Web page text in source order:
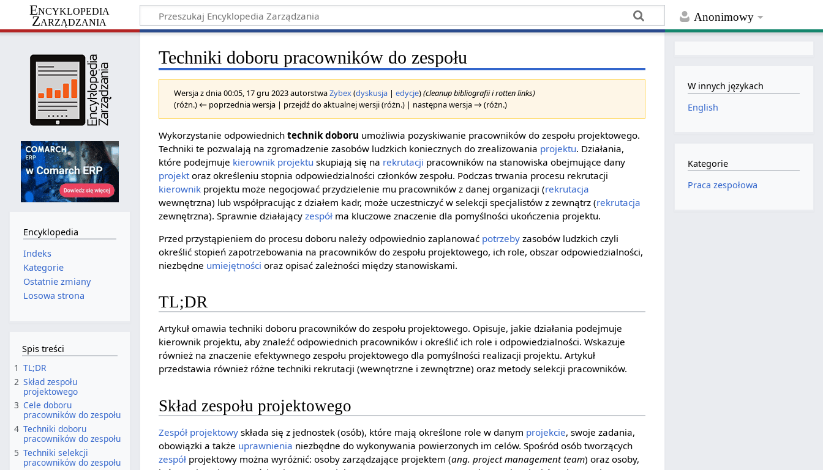
Anonimowy
Encyklopedia
Zarządzania
Techniki doboru pracowników do zespołu
Wersja z dnia 00:05, 17 gru 2023 autorstwaZybex(dyskusja |edycje)(cleanup bibliografii i rotten links)
(różn.) ← poprzednia wersja | przejdź do aktualnej wersji (różn.) | następna wersja → (różn.)
Wykorzystanie odpowiednichtechnik doboru umożliwia pozyskiwanie pracowników do zespołu projektowego.
Techniki te pozwalają na zgromadzenie zasobów ludzkich koniecznych do zrealizowania projektu. Działania,
które podejmuje kierownik projektu skupiają się na rekrutacji pracowników na stanowiska obejmujące dany
projekt oraz określeniu stopnia odpowiedzialności członków zespołu. Podczas trwania procesu rekrutacji
kierownik projektu może negocjować przydzielenie mu pracowników z danej organizacji (rekrutacja
wewnętrzna) lub współpracując z działem kadr, może uczestniczyć w selekcji specjalistów z zewnątrz (rekrutacja
zewnętrzna). Sprawnie działającyzespół ma kluczowe znaczenie dla pomyślności ukończenia projektu.
Przed przystąpieniem do procesu doboru należy odpowiednio zaplanować potrzeby zasobów ludzkich czyli
określić stopień zapotrzebowania na pracowników do zespołu projektowego, ich role, obszar odpowiedzialności,
niezbędne umiejętności oraz opisać zależności między stanowiskami.
TL;DR
Artykuł omawia techniki doboru pracowników do zespołu projektowego. Opisuje, jakie działania podejmuje
kierownik projektu, aby znaleźć odpowiednich pracowników i określić ich role i odpowiedzialności. Wskazuje
również na znaczenie efektywnego zespołu projektowego dla pomyślności realizacji projektu. Artykuł
przedstawia również różne techniki rekrutacji (wewnętrzne i zewnętrzne) oraz metody selekcji pracowników.
Skład zespołu projektowego
Zespół projektowy składa się z jednostek (osób), które mają określone role w danym projekcie, swoje zadania,
obowiązki a także uprawnienia niezbędne do wykonywania powierzonych im celów. Spośród osób tworzących
zespół projektowy można wyróżnić: osoby zarządzające projektem (ang. project management team) oraz osoby,
Encyklopedia
Indeks
Kategorie
Ostatnie zmiany
Losowa strona
Spis treści
1 TL;DR
2 Skład zespołu
projektowego
3 Cele doboru
pracowników do zespołu
4 Techniki doboru
pracowników do zespołu
5 Techniki selekcji
pracowników do zespołu
W innych językach
English
Kategorie
Praca zespołowa